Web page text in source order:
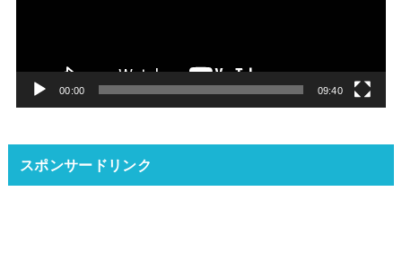
00:00 09:40
スポンサードリンク